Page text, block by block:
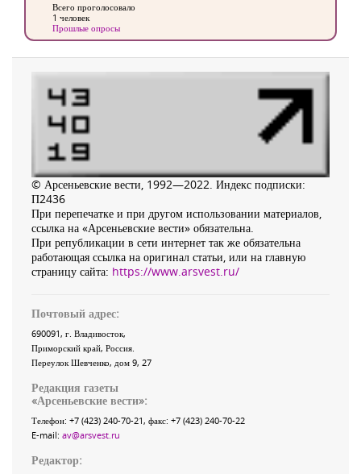
Всего проголосовало
1 человек
Прошлые опросы
© Арсеньевские вести, 1992—2022. Индекс подписки:
П2436
При перепечатке и при другом использовании материалов,
ссылка на «Арсеньевские вести» обязательна.
При републикации в сети интернет так же обязательна
работающая ссылка на оригинал статьи, или на главную
страницу сайта: https://www.arsvest.ru/
Почтовый адрес:
690091, г. Владивосток,
Приморский край, Россия
Переулок Шевченко, дом 9, 27
Редакция газеты
«Арсеньевские вести»:
Телефон: +7 (423) 240-70-21, факс: +7 (423) 240-70-22
E-mail: av@arsvest.ru
Редактор: